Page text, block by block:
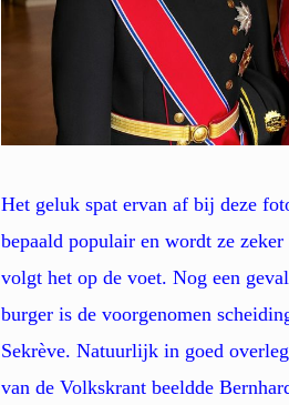
Het geluk spat ervan af bij deze
bepaald populair en wordt ze
volgt het op de voet. Nog een
burger is de voorgenomen
Sekrève. Natuurlijk in goed
van de Volkskrant beeldde